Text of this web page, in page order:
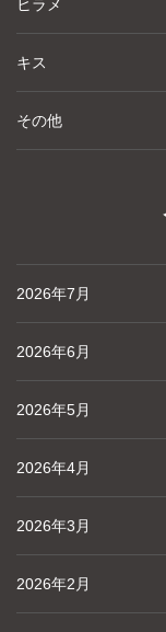
ヒラメ
キス
その他
2026年7月
2026年6月
2026年5月
2026年4月
2026年3月
2026年2月